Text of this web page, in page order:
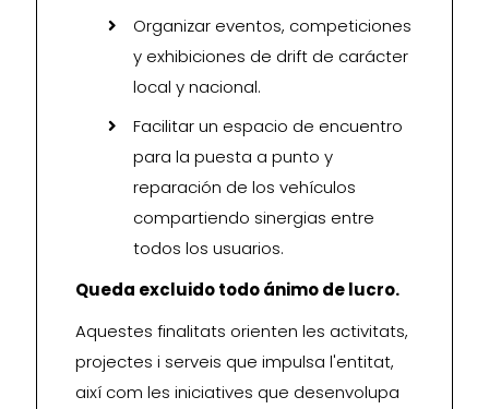
Organizar eventos, competiciones
y exhibiciones de drift de carácter
local y nacional.
Facilitar un espacio de encuentro
para la puesta a punto y
reparación de los vehículos
compartiendo sinergias entre
todos los usuarios.
Queda excluido todo ánimo de lucro.
Aquestes finalitats orienten les activitats,
projectes i serveis que impulsa l'entitat,
així com les iniciatives que desenvolupa